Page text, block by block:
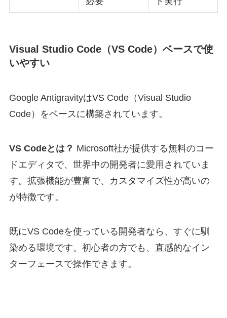
Visual Studio Code（VS Code）ベースで使
いやすい
Google AntigravityはVS Code（Visual Studio
Code）をベースに構築されています。
VS Codeとは？ Microsoft社が提供する無料のコー
ドエディタで、世界中の開発者に愛用されていま
す。拡張機能が豊富で、カスタマイズ性が高いの
が特徴です。
既にVS Codeを使っている開発者なら、すぐに馴
染める環境です。初心者の方でも、直感的なイン
ターフェースで操作できます。